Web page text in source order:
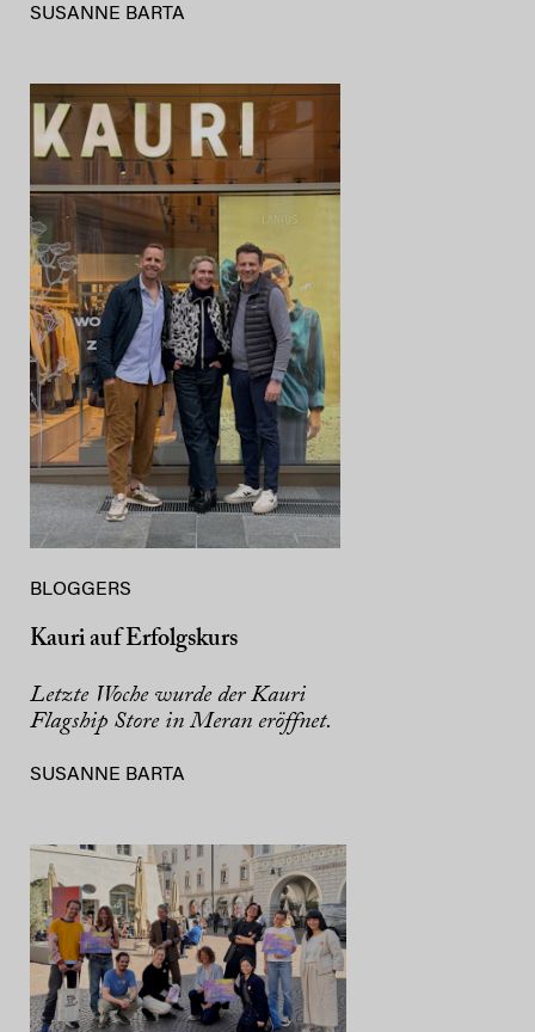
SUSANNE BARTA
BLOGGERS
Kauri auf Erfolgskurs
Letzte Woche wurde der Kauri
Flagship Store in Meran eröffnet.
SUSANNE BARTA